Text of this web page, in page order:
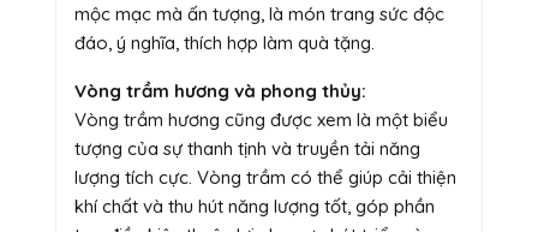
mộc mạc mà ấn tượng, là món trang sức độc
đáo, ý nghĩa, thích hợp làm quà tặng.
Vòng trầm hương và phong thủy:
Vòng trầm hương cũng được xem là một biểu
tượng của sự thanh tịnh và truyền tải năng
lượng tích cực. Vòng trầm có thể giúp cải thiện
khí chất và thu hút năng lượng tốt, góp phần